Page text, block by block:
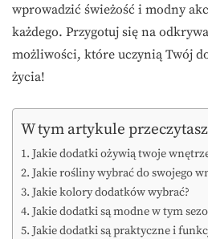
wprowadzić świeżość i modny
każdego. Przygotuj się na
możliwości, które uczynią Twój
życia!
W tym artykule przeczytasz
Jakie dodatki ożywią twoje
Jakie rośliny wybrać do swojego
Jakie kolory dodatków wybrać?
Jakie dodatki są modne w tym
Jakie dodatki są praktyczne i